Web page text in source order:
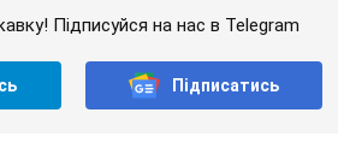
Підписуйся на нас в Telegram
Підписатись